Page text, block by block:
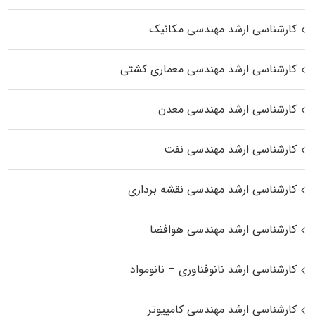
کارشناسی ارشد مهندسی مکانیک
کارشناسی ارشد مهندسی معماری کشتی
کارشناسی ارشد مهندسی معدن
کارشناسی ارشد مهندسی نفت
کارشناسی ارشد مهندسی نقشه برداری
کارشناسی ارشد مهندسی هوافضا
کارشناسی ارشد نانوفناوری – نانومواد
کارشناسی ارشد مهندسی کامپیوتر